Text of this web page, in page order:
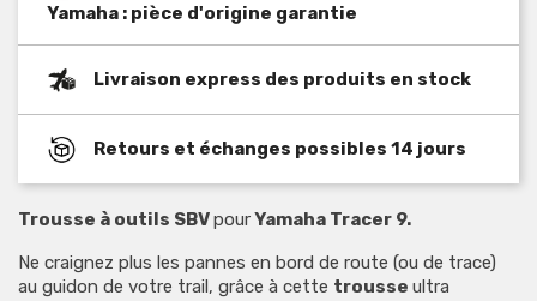
Yamaha : pièce d'origine garantie
Livraison express des produits en stock
Retours et échanges possibles 14 jours
Trousse à outils SBVpourYamaha Tracer 9.
Ne craignez plus les pannes en bord de route (ou de trace)
au guidon de votre trail, grâce à cette trousse ultra